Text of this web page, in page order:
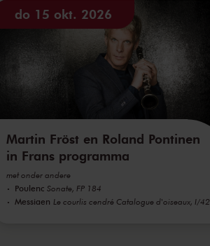
do 15 okt. 2026
Martin Fröst en Roland Pontinen
in Frans programma
met onder andere
Poulenc Sonate, FP 184
Messiaen Le courlis cendré Catalogue d'oiseaux, I/42